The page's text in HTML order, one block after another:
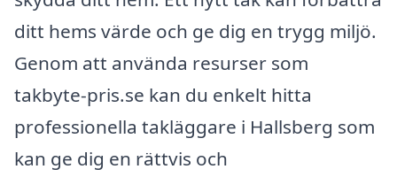
ditt hems värde och ge dig en trygg miljö.
Genom att använda resurser som
takbyte-pris.se kan du enkelt hitta
professionella takläggare i Hallsberg som
kan ge dig en rättvis och